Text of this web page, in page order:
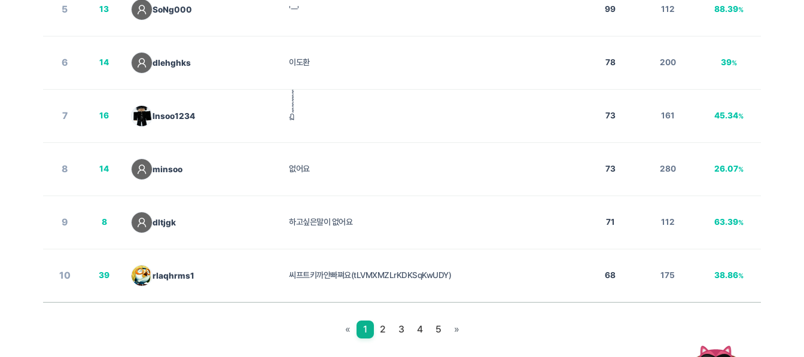
5 13 SoNg000 'ㅡ' 99 112 88.39%
6 14 dlehghks 이도환 78 200 39%
7 16 Insoo1234 ฏ๎๎๎๎๎๎๎๎๎๎๎๎๎๎๎๎๎๎๎๎๎๎๎๎๎๎๎๎๎๎๎๎๎๎๎๎๎๎๎๎๎๎๎๎๎๎๎๎๎ 73 161 45.34%
8 14 minsoo 없어요 73 280 26.07%
9 8 dltjgk 하고싶은말이 없어요 71 112 63.39%
10 39 rlaqhrms1 씨프트키까안빠쪄요(tLVMXMZLrKDKSqKwUDY) 68 175 38.86%
« 1 2 3 4 5 »